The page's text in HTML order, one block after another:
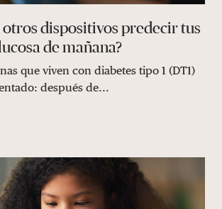
otros dispositivos predecir tus
de mañana?
que viven con diabetes tipo 1 (DT1)
después de...